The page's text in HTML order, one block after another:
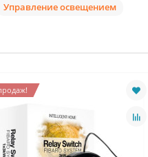
Управление освещением